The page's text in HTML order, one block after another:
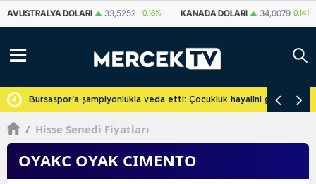
KANADA DOLARI 34,0079 0.14% İSVIÇRE FRANKI 58,8027 -0.26%
Bursaspor'a şampiyonlukla veda etti: Çocukluk hayalini
/ Hisse Senedi Fiyatları
OYAKC OYAK CIMENTO